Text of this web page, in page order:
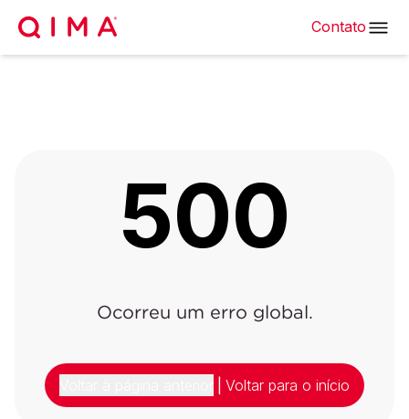
Contato
500
Ocorreu um erro global.
Voltar para o início